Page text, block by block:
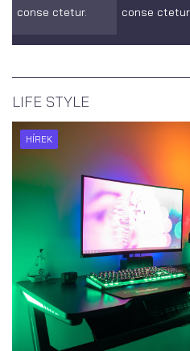
conse ctetur.
conse ctetur.
LIFE STYLE
HÍREK